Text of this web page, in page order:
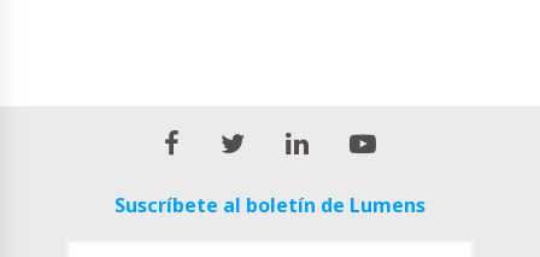
Suscríbete al boletín de Lumens